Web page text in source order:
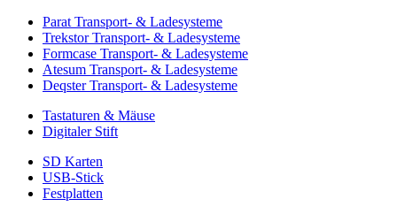
Parat Transport- & Ladesysteme
Trekstor Transport- & Ladesysteme
Formcase Transport- & Ladesysteme
Atesum Transport- & Ladesysteme
Deqster Transport- & Ladesysteme
Tastaturen & Mäuse
Digitaler Stift
SD Karten
USB-Stick
Festplatten